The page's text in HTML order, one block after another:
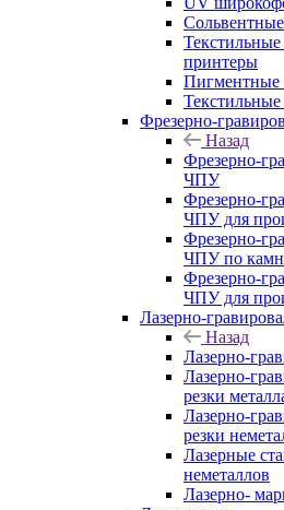
принтеры
Пигментные
Фрезерно-
Назад
Фрезерно-
ЧПУ
Фрезерно-
ЧПУ для
Фрезерно-
ЧПУ по
Фрезерно-
ЧПУ для
Лазерно-
Назад
Лазерно-
Лазерно-
резки
Лазерно-
резки
Лазерные
неметаллов
Лазерно-